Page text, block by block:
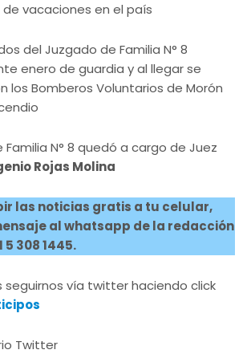
vacaciones en el país
del Juzgado de Familia N° 8
enero de guardia y al llegar se
los Bomberos Voluntarios de Morón
Familia N° 8 quedó a cargo de Juez
Rojas Molina
las noticias gratis a tu celular,
al whatsapp de la redacción
5 308 1445.
seguirnos vía twitter haciendo click